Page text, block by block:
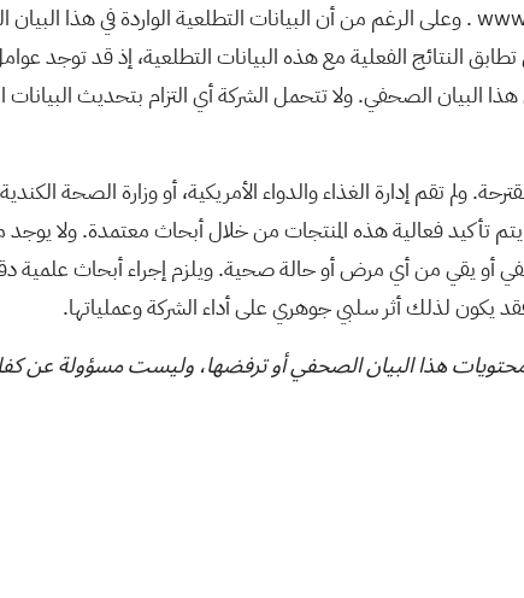
. وعلى الرغم من أن البيانات التطلعية الواردة في هذا
النتائج الفعلية مع هذه البيانات التطلعية، إذ قد توجد
البيان الصحفي. ولا تتحمل الشركة أي التزام بتحديث البيانات
ولم تقم إدارة الغذاء والدواء الأمريكية، أو وزارة الصحة
يكون لذلك أثر سلبي جوهري على أداء الشركة وعملياتها.